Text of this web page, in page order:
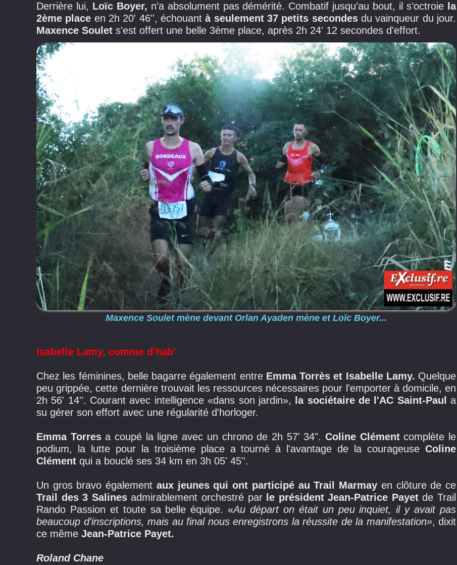
Derrière lui, Loïc Boyer, n’a absolument pas démérité. Combatif jusqu’au bout, il s’octroie la
2ème place en 2h 20' 46'', échouantà seulement 37 petits secondesdu vainqueur du jour.
Maxence Soulet s'est offert une belle 3ème place, après 2h 24' 12 secondes d'effort.
Maxence Soulet mène devant Orlan Ayaden mène et Loïc Boyer...
Isabelle Lamy, comme d'hab'
Chez les féminines, belle bagarre également entre Emma Torrès et Isabelle Lamy. Quelque
peu grippée, cette dernière trouvait les ressources nécessaires pour l'emporter à domicile, en
2h 56' 14''. Courant avec intelligence «dans son jardin»,
la sociétaire de l'AC Saint-Paula
su gérer son effort avec une régularité d'horloger.
Emma Torresa coupé la ligne avec un chrono de 2h 57' 34". Coline Clémentcomplète le
podium, la lutte pour la troisième place a tourné à l'avantage de la courageuse Coline
Clément qui a bouclé ses 34 km en 3h 05' 45''.
Un gros bravo également aux jeunes qui ont participé au Trail Marmay en clôture de ce
Trail des 3 Salinesadmirablement orchestré par le président Jean-Patrice Payetde Trail
Rando Passion et toute sa belle équipe. «Au départ on était un peu inquiet, il y avait pas
beaucoup d'inscriptions, mais au final nous enregistrons la réussite de la manifestation», dixit
ce même Jean-Patrice Payet.
Roland Chane